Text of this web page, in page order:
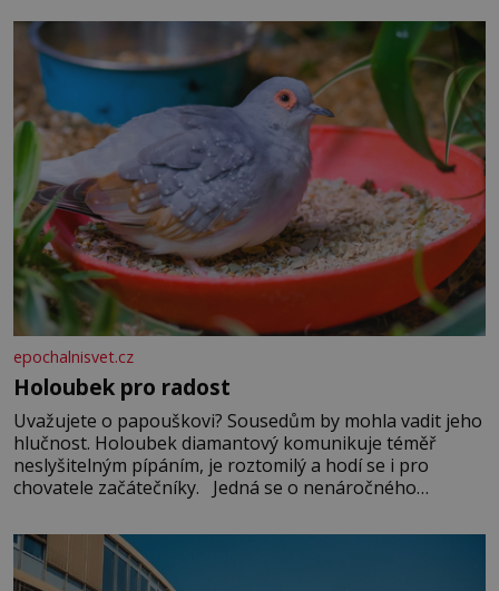
epochalnisvet.cz
Holoubek pro radost
Uvažujete o papouškovi? Sousedům by mohla vadit jeho
hlučnost. Holoubek diamantový komunikuje téměř
neslyšitelným pípáním, je roztomilý a hodí se i pro
chovatele začátečníky. Jedná se o nenáročného
času tráví na zemi, kde sbírá zbytky semínek Jeho
domovinou je prakticky celá Austrálie s výjimkou
pobřežní oblasti.